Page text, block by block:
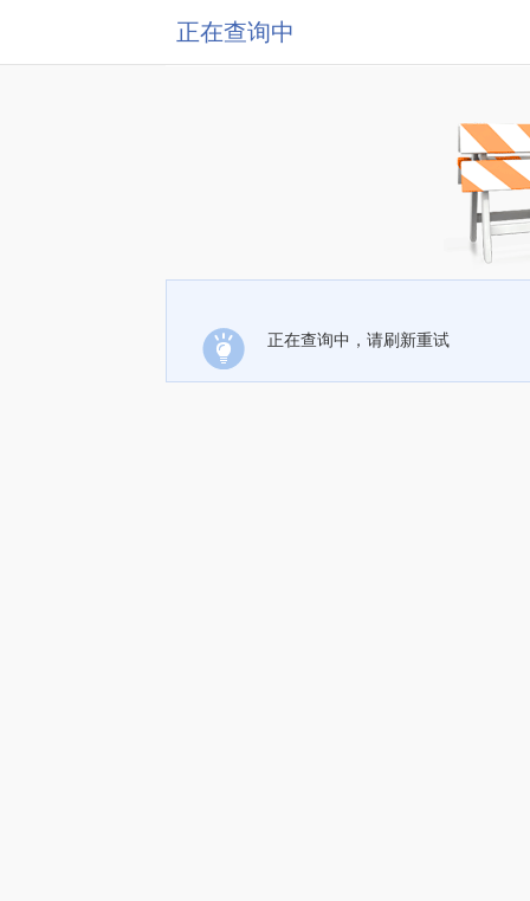
正在查询中
正在查询中，请刷新重试